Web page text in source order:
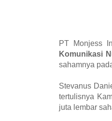
PT Monjess
Komunikasi
sahamnya
Stevanus
tertulisnya
juta lembar